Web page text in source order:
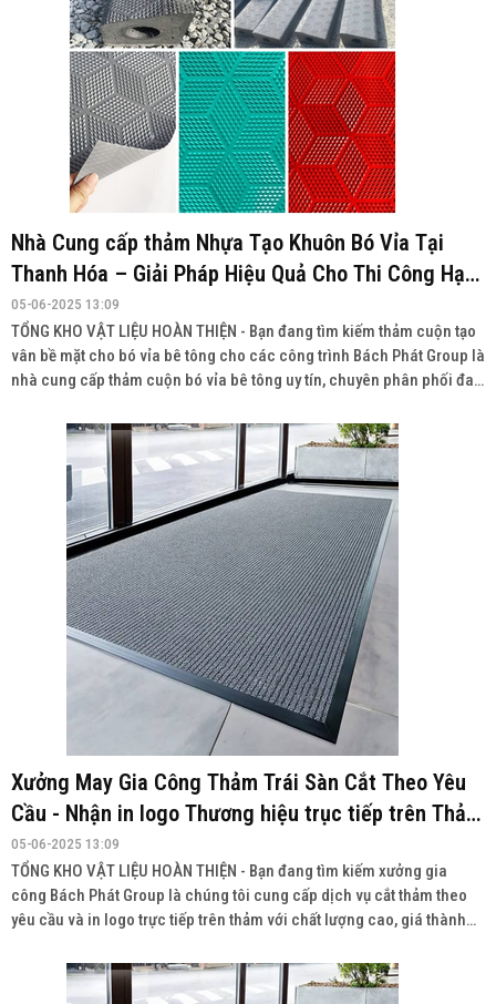
Nhà Cung cấp thảm Nhựa Tạo Khuôn Bó Vỉa Tại
Thanh Hóa – Giải Pháp Hiệu Quả Cho Thi Công Hạ
Tầng
05-06-2025 13:09
TỔNG KHO VẬT LIỆU HOÀN THIỆN - Bạn đang tìm kiếm thảm cuộn tạo
vân bề mặt cho bó vỉa bê tông cho các công trình Bách Phát Group là
nhà cung cấp thảm cuộn bó vỉa bê tông uy tín, chuyên phân phối đa
toàn quốc.
Xưởng May Gia Công Thảm Trái Sàn Cắt Theo Yêu
Cầu - Nhận in logo Thương hiệu trục tiếp trên Thảm
TẠI HÀ NỘI
05-06-2025 13:09
TỔNG KHO VẬT LIỆU HOÀN THIỆN - Bạn đang tìm kiếm xưởng gia
công Bách Phát Group là chúng tôi cung cấp dịch vụ cắt thảm theo
yêu cầu và in logo trực tiếp trên thảm với chất lượng cao, giá thành